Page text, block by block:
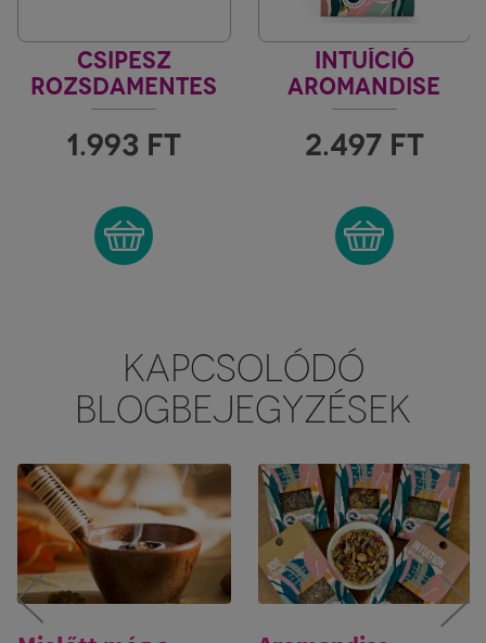
CSIPESZ
ROZSDAMENTES
1.993 FT
INTUÍCIÓ
AROMANDISE
2.497 FT
KAPCSOLÓDÓ
BLOGBEJEGYZÉSEK